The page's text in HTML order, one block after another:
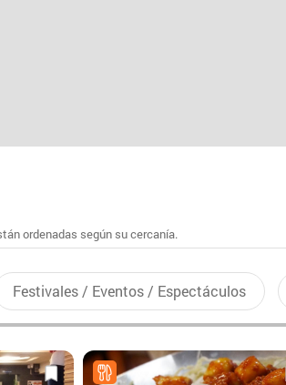
ordenadas según su cercanía.
Festivales / Eventos / Espectáculos